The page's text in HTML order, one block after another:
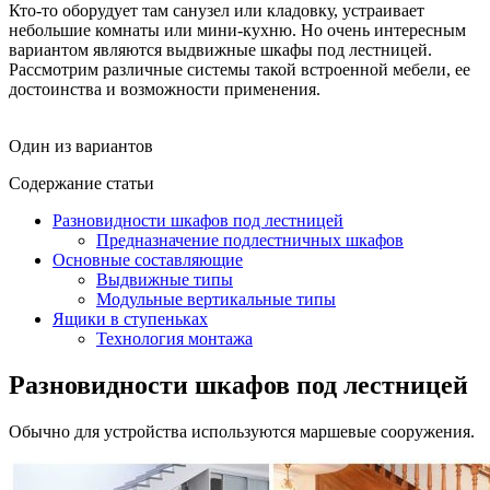
Кто-то оборудует там санузел или кладовку, устраивает
небольшие комнаты или мини-кухню. Но очень интересным
вариантом являются выдвижные шкафы под лестницей.
Рассмотрим различные системы такой встроенной мебели, ее
достоинства и возможности применения.
Один из вариантов
Содержание статьи
Разновидности шкафов под лестницей
Предназначение подлестничных шкафов
Основные составляющие
Выдвижные типы
Модульные вертикальные типы
Ящики в ступеньках
Технология монтажа
Разновидности шкафов под лестницей
Обычно для устройства используются маршевые сооружения.